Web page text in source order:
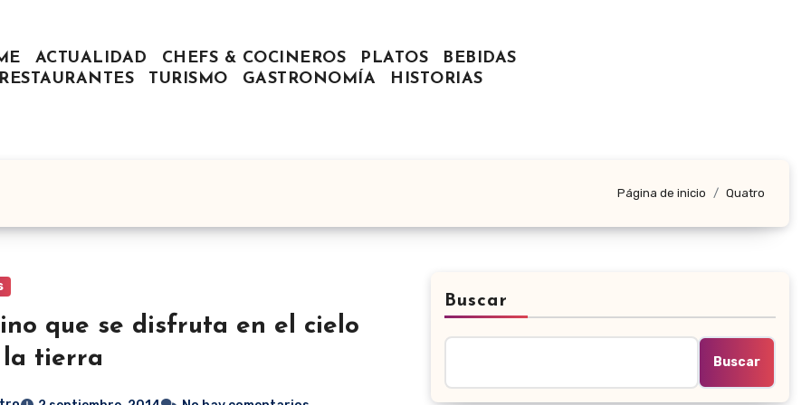
ACTUALIDAD CHEFS & COCINEROS PLATOS
BEBIDAS
RESTAURANTES
TURISMO GASTRONOMÍA HISTORIAS
Página de inicio Quatro
que se disfruta en el cielo
la tierra
Buscar
Buscar